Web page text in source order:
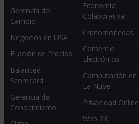
Gerencia del
Cambio
Negocios en USA
Fijación de Precios
Balanced
Scorecard
Gerencia del
Conocimiento
Economia
Colaborativa
Criptomonedas
Comercio
Electrónico
Computación en
La Nube
Privacidad Online
Web 2.0